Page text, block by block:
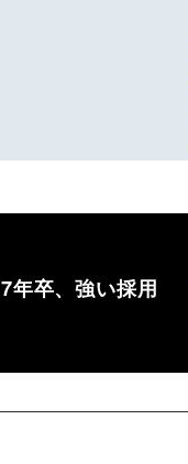
卒、強い採用